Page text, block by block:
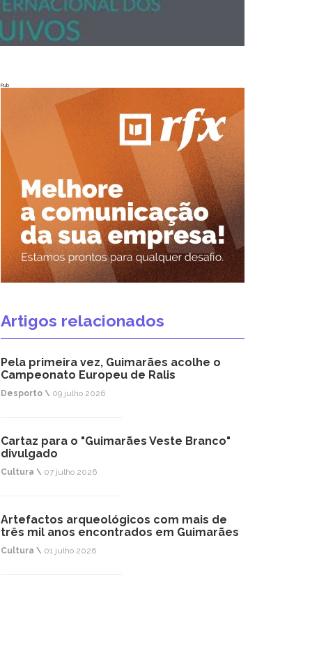
Pub
Artigos relacionados
Pela primeira vez, Guimarães acolhe o
Campeonato Europeu de Ralis
Desporto \ 09 julho 2026
Cartaz para o "Guimarães Veste Branco"
divulgado
Cultura \ 07 julho 2026
Artefactos arqueológicos com mais de
três mil anos encontrados em Guimarães
Cultura \ 01 julho 2026